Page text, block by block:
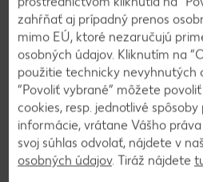
Správne skladovanie kuracej
zachovanie jej čerstvosti a kvality.
sa mala okamžite schladiť a
obalu, aby sa zabránilo jej
od 0 do 4 stupňov Celzia je
mala v priebehu 1 až 2 dní. Kvôli
môže aj zamraziť, pričom doba
zvyčajne 2 až 3 mesiace. Pri
vložiť ju do chladničky.
zahŕňať aj prípadný prenos
mimo EÚ, ktoré nezaručujú
osobných údajov. Kliknutím na
použitie technicky nevyhnutých
“Povoliť vybrané” môžete
cookies, resp. jednotlivé
informácie, vrátane Vášho
svoj súhlas odvolať, nájdete v
osobných údajov. Tiráž nájdete